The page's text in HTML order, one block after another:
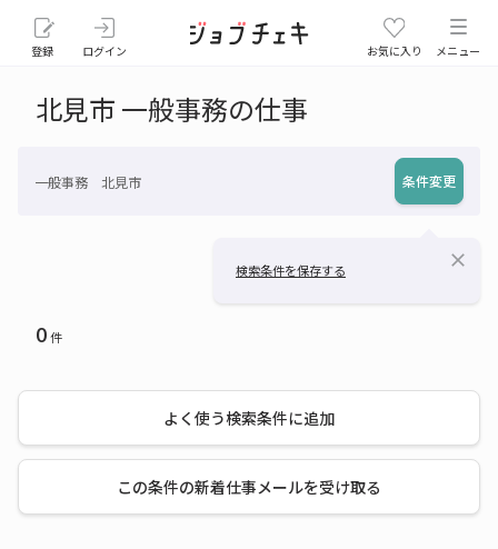
登録 ログイン お気に入り メニュー
北見市 一般事務の仕事
一般事務 北見市 条件変更
検索条件を保存する close
0件
よく使う検索条件に追加
この条件の新着仕事メールを受け取る